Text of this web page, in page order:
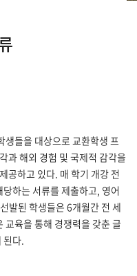
생들을 대상으로 교환학생 프
과 해외 경험 및 국제적 감각을
공하고 있다. 매 학기 개강 전
하는 서류를 제출하고, 영어
발된 학생들은 6개월간 전 세
육을 통해 경쟁력을 갖춘 글
된다.